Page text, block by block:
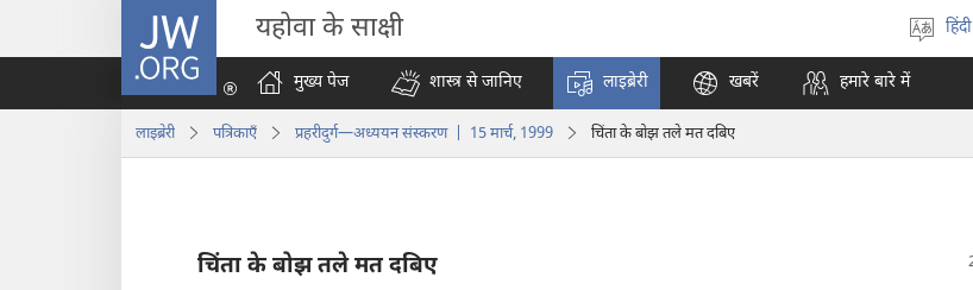
JW.ORG यहोवा के साक्षी
भाषा
चुनें
हिंदी
मुख्य पेज शास्त्र से जानिए लाइब्रेरी खबरें हमारे बारे में
लाइब्रेरी पत्रिकाएँ प्रहरीदुर्ग—अध्ययन संस्करण | 15 मार्च, 1999 चिंता के बोझ तले मत दबिए
चिंता के बोझ तले मत दबिए